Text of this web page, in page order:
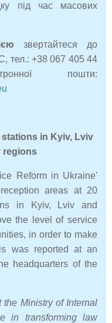
під час масових
звертайтеся до
тел.: +38 067 405 44
пошти:
in Kyiv, Lviv
regions
Reform in Ukraine'
areas at 20
in Kyiv, Lviv and
the level of service
in order to make
was reported at an
headquarters of the
Ministry of Internal
in transforming law